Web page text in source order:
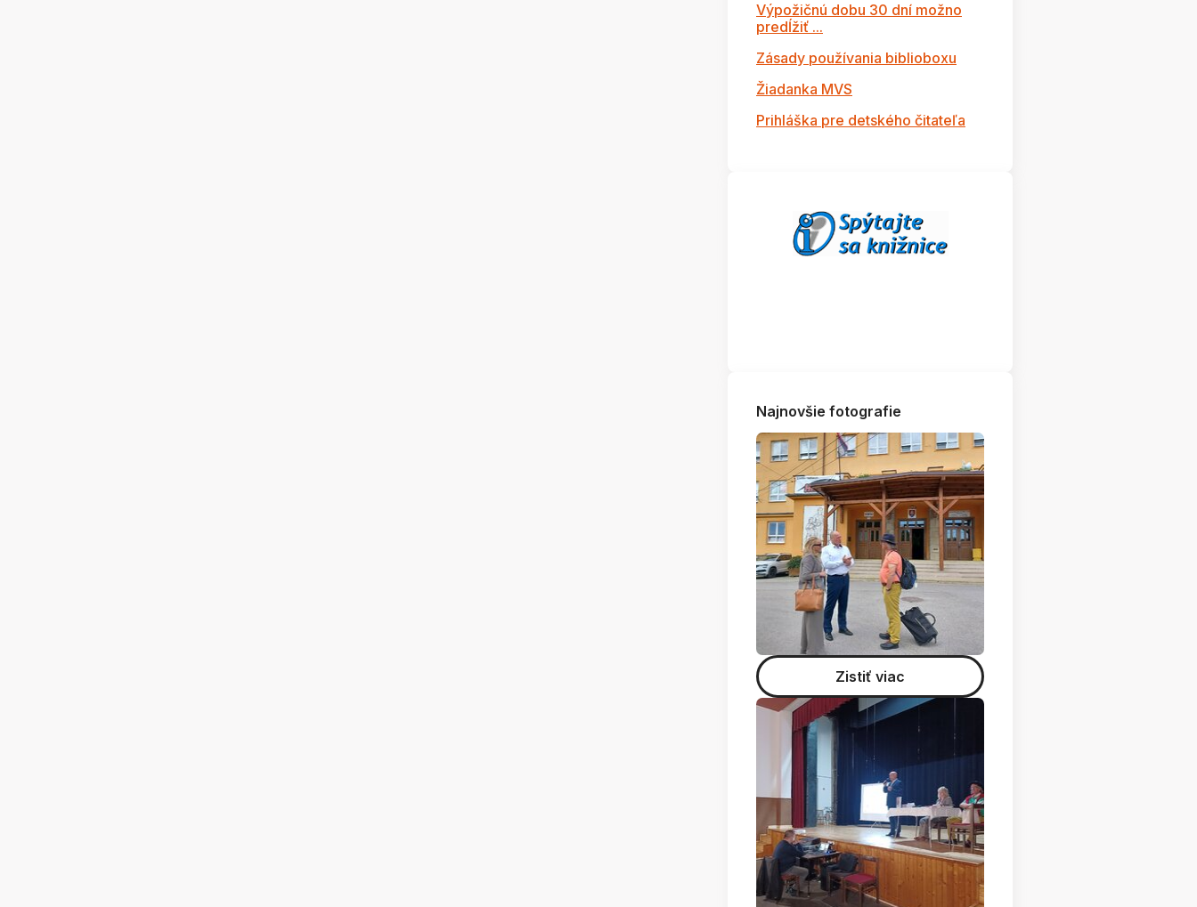
Výpožičnú dobu 30 dní možno
predĺžiť ...
Zásady používania biblioboxu
Žiadanka MVS
Prihláška pre detského čitateľa
Najnovšie fotografie
Zistiť viac